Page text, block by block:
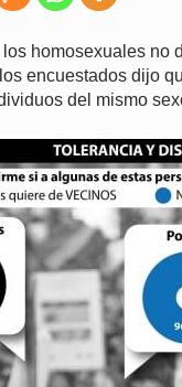
homosexuales no
encuestados dijo
del mismo